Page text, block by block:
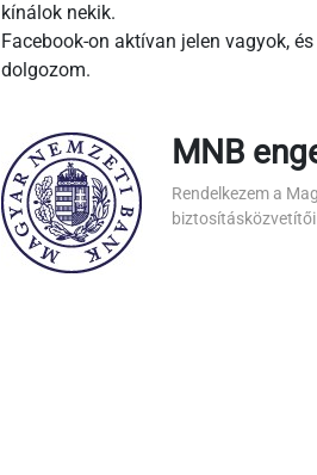
kínálok nekik.
Facebook-on aktívan jelen vagyok,
dolgozom.
MNB
Rendelkezem a